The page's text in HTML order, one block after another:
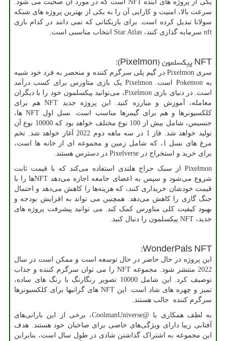
یکی از پروژه های آینده NFT است که در مورد آن صحبت می شود.
سرعت بالا، امنیت و کارایی آن را به یکی از بهترین پروژه های شبکه
سولانا تبدیل کرده است. برای بازیکنانی که نمی دانند در کدام بازی
nft سرمایه گذاری کنند، Star Atlas انتخاب مناسبی است.
NFTپیکسلمون (Pixelmon
):
سریPixelmon در گیم پلی سرگرم کننده و منحصر به فرد خود شبیه
بهPokemon است. Pixelmon یک بازی متاورس برای کسب درآمد
است. در دنیای بازی Pixelmon، می‌توانید پیکسلمون خود را با دیگران
معامله، آموزش و مبارزه کنید. این پروژه جدید NFT هم برای
کلکسیونرها و هم برای گیمرها مناسب است. نسل اول NFTها،
جنسیس، شامل بیش از 100 نوع مختلف خواهد بود که 10000 نوع آن
تولید خواهد شد. فاز 1 در سه ماهه دوم 2022 آغاز خواهد شد. تخم
مرغ های نسل 1، که شامل زمین و مجموعه ای از خانه ها است،
برای خرید و استخراج در Pixelverse در دسترس هستند.
Pixelmon از سبک حراج هلندی استفاده می‌کند که با قیمت ثابت
شروع می‌شود و سپس به اعضای جامعه اجازه می‌دهد NFT‌ها را با
قیمت خودشان خریداری کنند، که هزینه‌ها را کاهش می‌دهد و احتمال
جنگ گازی را کاهش می‌دهد. همچنین می تواند به افزایش بودجه و
بهبود کیفیت کلی متاورس کمک کند. می توانید پیشرفت پروژه های
جدید، NFT پیکسلمون را دنبال کنید.
NFT
WonderPals
:
این پروژه در حال حاضر در حال توسعه است و ممکن است در سال
2022 منتشر شود. مجموعه
NFT را می توان سرگرم کننده و جذاب
توصیف کرد. این شامل 10000 تصویر رنگارنگ با رنگ های ساده،
تمیز و چهره های شاد است. این NFT های گرانبها برای کلکسیونرها
سرگرم کننده جالب هستند.
به لطف همکاری با @CoolmanUniverse، برخی از این بارانی‌های
آفتابی زیبا دارای ویژگی‌های خاصی برای صاحبان خود هستند. هدف
این مجموعه به اشتراک گذاشتن شادی در طول سال است، بنابراین